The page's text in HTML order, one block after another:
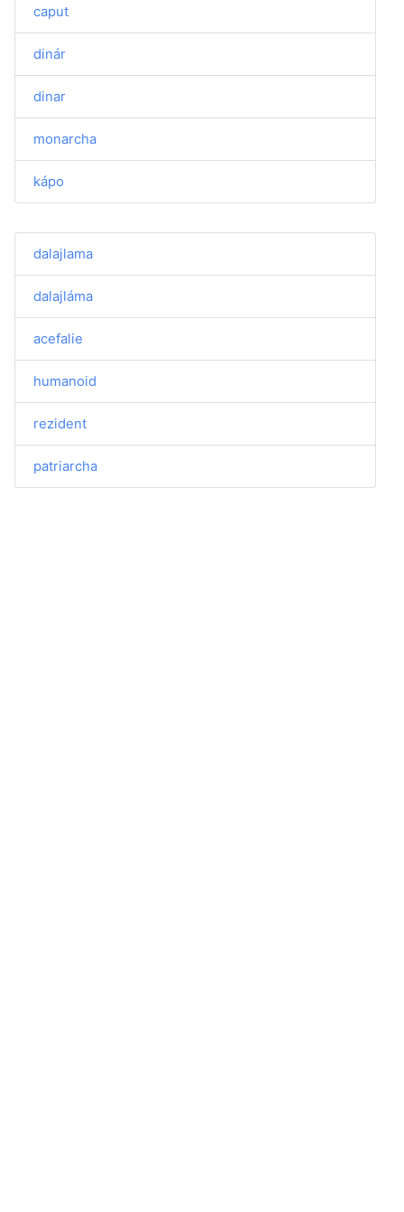
caput
dinár
dinar
monarcha
kápo
dalajlama
dalajláma
acefalie
humanoid
rezident
patriarcha